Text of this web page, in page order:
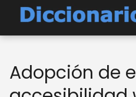
Adopción de